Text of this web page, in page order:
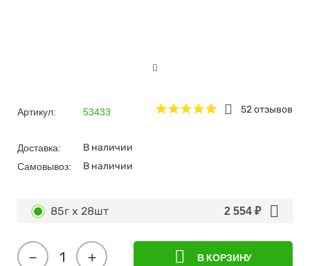
52 отзывов
Артикул: 53433
Доставка: В наличии
Самовывоз: В наличии
85г x 28шт 2 554 ₽
+
− В КОРЗИНУ